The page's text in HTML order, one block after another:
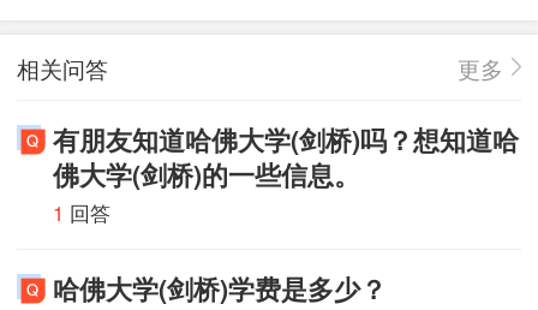
相关问答 更多
有朋友知道哈佛大学(剑桥)吗？想知道哈
佛大学(剑桥)的一些信息。
1 回答
哈佛大学(剑桥)学费是多少？